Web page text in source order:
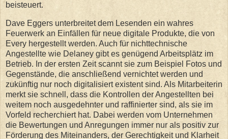
beisteuert.
Dave Eggers unterbreitet dem Lesenden ein wahres
Feuerwerk an Einfällen für neue digitale Produkte, die von
Every hergestellt werden. Auch für nichttechnische
Angestellte wie Delaney gibt es genügend Arbeitsplätz im
Betrieb. In der ersten Zeit scannt sie zum Beispiel Fotos und
Gegenstände, die anschließend vernichtet werden und
zukünftig nur noch digitalisiert existent sind. Als Mitarbeiterin
merkt sie schnell, dass die Kontrollen der Angestellten bei
weitem noch ausgedehnter und raffinierter sind, als sie im
Vorfeld recherchiert hat. Dabei werden vom Unternehmen
die Bewertungen und Anregungen immer nur als positiv zur
Förderung des Miteinanders, der Gerechtigkeit und Klarheit